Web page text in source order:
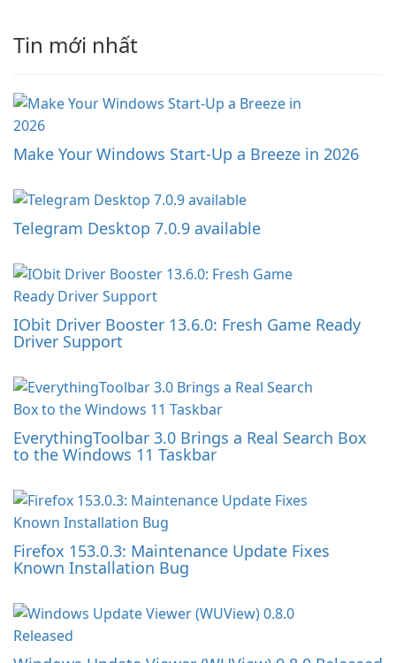
Tin mới nhất
Make Your Windows Start-Up a Breeze in 2026
Telegram Desktop 7.0.9 available
IObit Driver Booster 13.6.0: Fresh Game Ready
Driver Support
EverythingToolbar 3.0 Brings a Real Search Box
to the Windows 11 Taskbar
Firefox 153.0.3: Maintenance Update Fixes
Known Installation Bug